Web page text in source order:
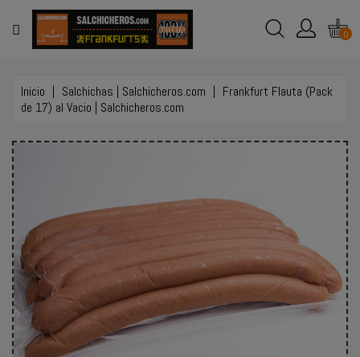
MENÚ
ONLINE
Y
BODAS
EMPLEO
CONTACTO
LLAMAR
0
Inicio Salchichas | Salchicheros.com
Frankfurt Flauta (Pack
de 17) al Vacio | Salchicheros.com